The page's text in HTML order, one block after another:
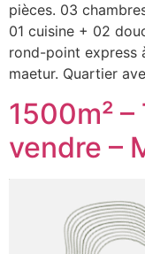
pièces. 03
01 cuisine + 02
rond-point express
maetur. Quartier
1500m²
vendre –